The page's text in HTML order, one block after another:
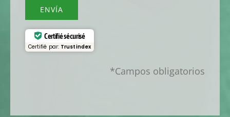
ENVÍA
Certifié sécurisé
Certifié par: Trustindex
*Campos obligatorios